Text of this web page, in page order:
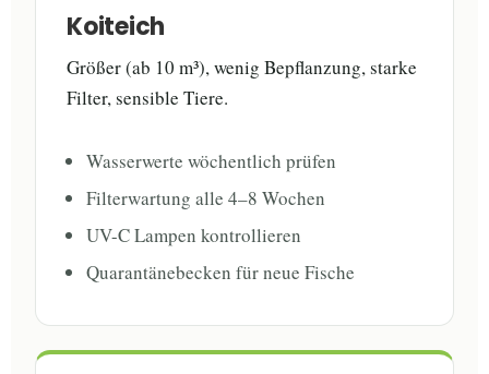
Koiteich
Größer (ab 10 m³), wenig Bepflanzung, starke
Filter, sensible Tiere.
Wasserwerte wöchentlich prüfen
Filterwartung alle 4–8 Wochen
UV-C Lampen kontrollieren
Quarantänebecken für neue Fische